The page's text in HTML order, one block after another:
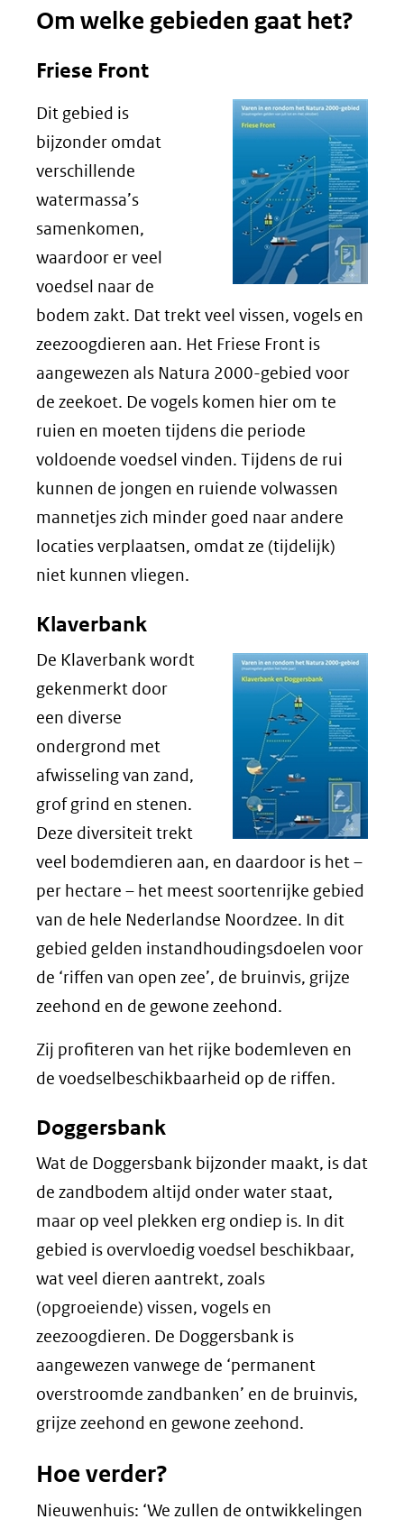
Om welke gebieden gaat het?
Friese Front
Dit gebied is
bijzonder omdat
verschillende
watermassa’s
samenkomen,
waardoor er veel
voedsel naar de
bodem zakt. Dat trekt veel vissen, vogels en
zeezoogdieren aan. Het Friese Front is
aangewezen als Natura 2000-gebied voor
de zeekoet. De vogels komen hier om te
ruien en moeten tijdens die periode
voldoende voedsel vinden. Tijdens de rui
kunnen de jongen en ruiende volwassen
mannetjes zich minder goed naar andere
locaties verplaatsen, omdat ze (tijdelijk)
niet kunnen vliegen.
Klaverbank
De Klaverbank wordt
gekenmerkt door
een diverse
ondergrond met
afwisseling van zand,
grof grind en stenen.
Deze diversiteit trekt
veel bodemdieren aan, en daardoor is het –
per hectare – het meest soortenrijke gebied
van de hele Nederlandse Noordzee. In dit
gebied gelden instandhoudingsdoelen voor
de ‘riffen van open zee’, de bruinvis, grijze
zeehond en de gewone zeehond.
Zij profiteren van het rijke bodemleven en
de voedselbeschikbaarheid op de riffen.
Doggersbank
Wat de Doggersbank bijzonder maakt, is dat
de zandbodem altijd onder water staat,
maar op veel plekken erg ondiep is. In dit
gebied is overvloedig voedsel beschikbaar,
wat veel dieren aantrekt, zoals
(opgroeiende) vissen, vogels en
zeezoogdieren. De Doggersbank is
aangewezen vanwege de ‘permanent
overstroomde zandbanken’ en de bruinvis,
grijze zeehond en gewone zeehond.
Hoe verder?
Nieuwenhuis: ‘We zullen de ontwikkelingen